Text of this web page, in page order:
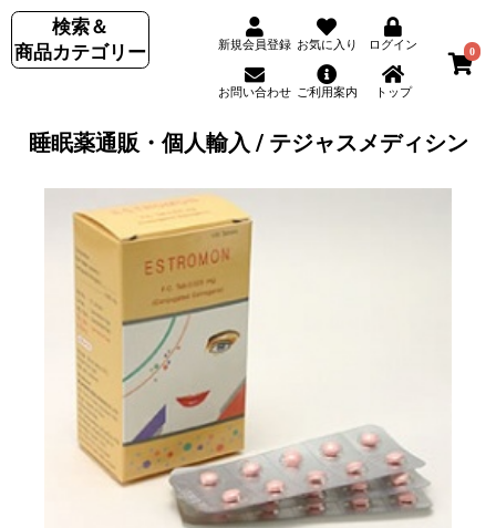
検索＆
商品カテゴリー
新規会員登録 お気に入り ログイン
お問い合わせ ご利用案内 トップ
0
睡眠薬通販・個人輸入 / テジャスメディシン